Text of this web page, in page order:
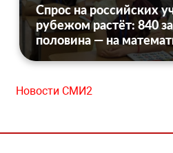
Спрос на российских
рубежом растёт: 840
половина — на
Новости СМИ2